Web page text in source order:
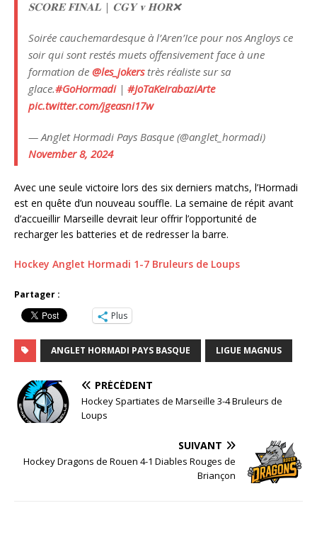
𝐒𝐂𝐎𝐑𝐄 𝐅𝐈𝐍𝐀𝐋 | 𝐂𝐆𝐘 𝐯 𝐇𝐎𝐑❌
Soirée cauchemardesque à l’Aren’Ice pour nos Angloys ce
soir qui sont restés muets offensivement face à une
formation de @les_jokerstrès réaliste sur sa
glace.#GoHormadi| #JoTaKeIrabaziArte
pic.twitter.com/jgeasni17w
— Anglet Hormadi Pays Basque (@anglet_hormadi)
November 8, 2024
Avec une seule victoire lors des six derniers matchs, l’Hormadi
est en quête d’un nouveau souffle. La semaine de répit avant
d’accueillir Marseille devrait leur offrir l’opportunité de
recharger les batteries et de redresser la barre.
Hockey Anglet Hormadi 1-7 Bruleurs de Loups
Partager :
Plus
ANGLET HORMADI PAYS BASQUE LIGUE MAGNUS
PRÉCÉDENT
Hockey Spartiates de Marseille 3-4 Bruleurs de
Loups
SUIVANT
Hockey Dragons de Rouen 4-1 Diables Rouges de
Briançon